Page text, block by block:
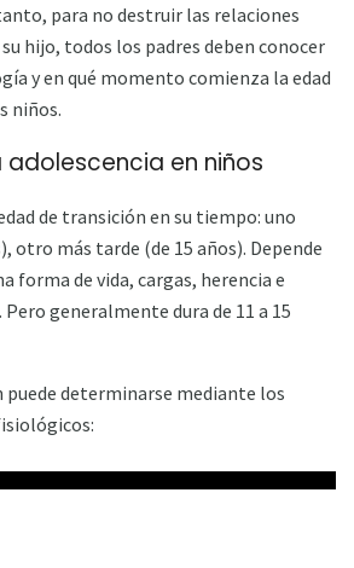
para no destruir las relaciones
hijo, todos los padres deben conocer
y en qué momento comienza la edad
niños.
en niños
de transición en su tiempo: uno
otro más tarde (de 15 años). Depende
forma de vida, cargas, herencia e
generalmente dura de 11 a 15
puede determinarse mediante los